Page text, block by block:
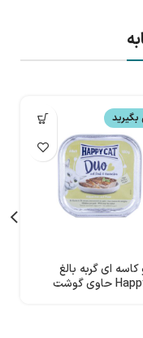
ای گربه بالغ
Happy Cat حاوی گوشت